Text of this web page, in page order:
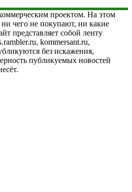
проектом. На этом
чего не покупают, ни какие
представляет собой ленту
kommersant.ru,
без искажения,
публикуемых новостей